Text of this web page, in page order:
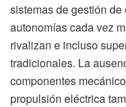
sistemas de gestión
autonomías cada vez
rivalizan e incluso
tradicionales. La
componentes
propulsión eléctrica